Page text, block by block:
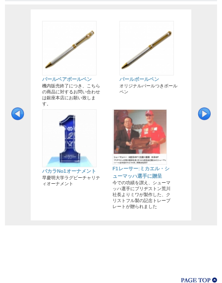
パールベアボールペン
機内販売終了につき、こちら
の商品に対するお問い合わせ
は銀座本店にお願い致しま
す。
パールボールペン
オリジナルパールつきボール
ペン
バカラNo1オーナメント
早慶明大学ラグビーチャリテ
ィオーナメント
F1レーサー:ミカエル・シ
ューマッハ選手に贈呈
今での功績を讃え、シューマ
ッハ選手にブリヂストン荒川
社長よりミワが製作した、ク
リストフル製の記念トレープ
レートが贈られました